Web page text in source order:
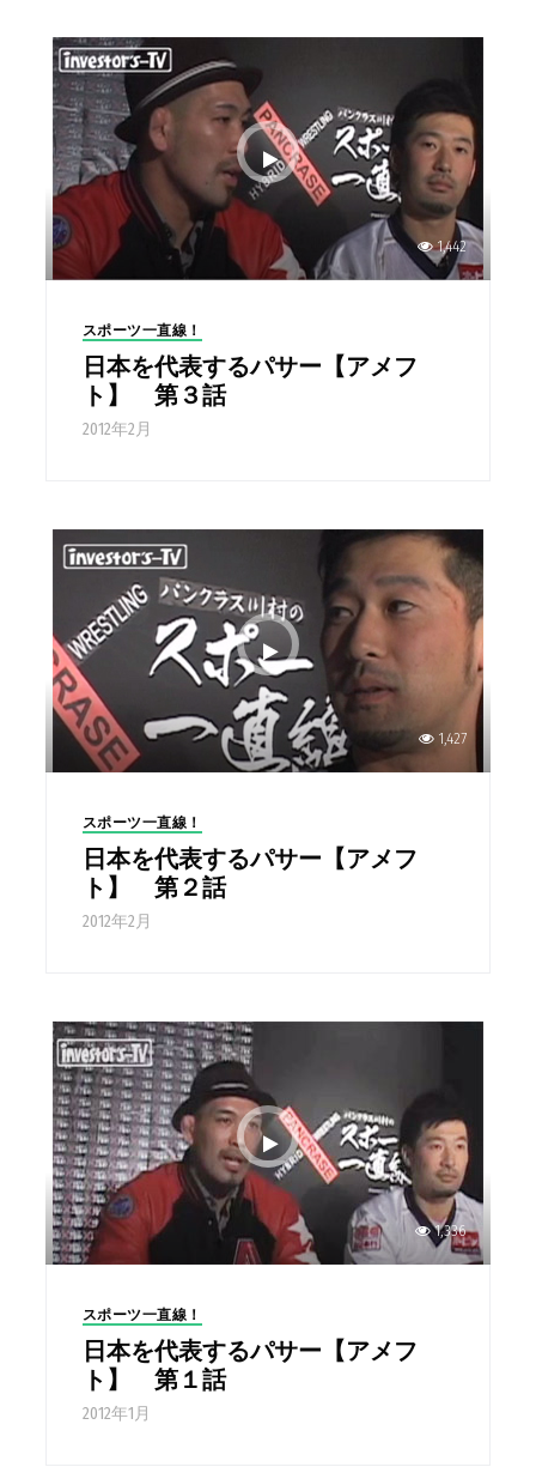
1,442
スポーツ一直線！
日本を代表するパサー【アメフ
ト】 第３話
2012年2月
1,427
スポーツ一直線！
日本を代表するパサー【アメフ
ト】 第２話
2012年2月
1,336
スポーツ一直線！
日本を代表するパサー【アメフ
ト】 第１話
2012年1月